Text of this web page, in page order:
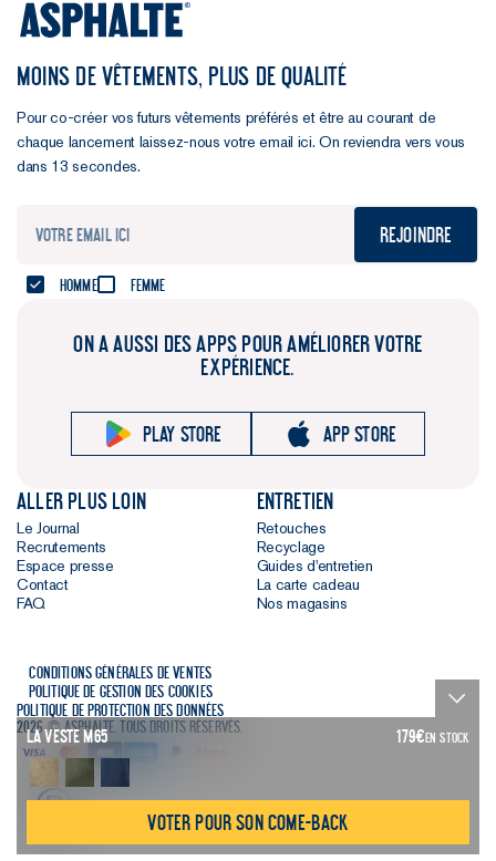
La Veste M65 179€EN STOCK
Voter pour son come-back
MOINS DE VÊTEMENTS, PLUS DE QUALITÉ
Pour co-créer vos futurs vêtements préférés et être au courant de
chaque lancement laissez-nous votre email ici. On reviendra vers vous
dans 13 secondes.
Rejoindre
Homme Femme
ON A AUSSI DES APPS POUR AMÉLIORER VOTRE
EXPÉRIENCE.
Play store App store
Aller plus loin
Le Journal
Recrutements
Espace presse
Contact
FAQ
Entretien
Retouches
Recyclage
Guides d'entretien
La carte cadeau
Nos magasins
Conditions générales de ventes
Politique de gestion des cookies
Politique de protection des données
2026 © Asphalte. Tous droits réservés.